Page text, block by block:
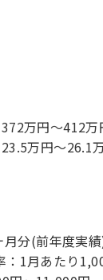
372万円〜412万
23.5万円〜26.1
分(前年度実
：1月あたり